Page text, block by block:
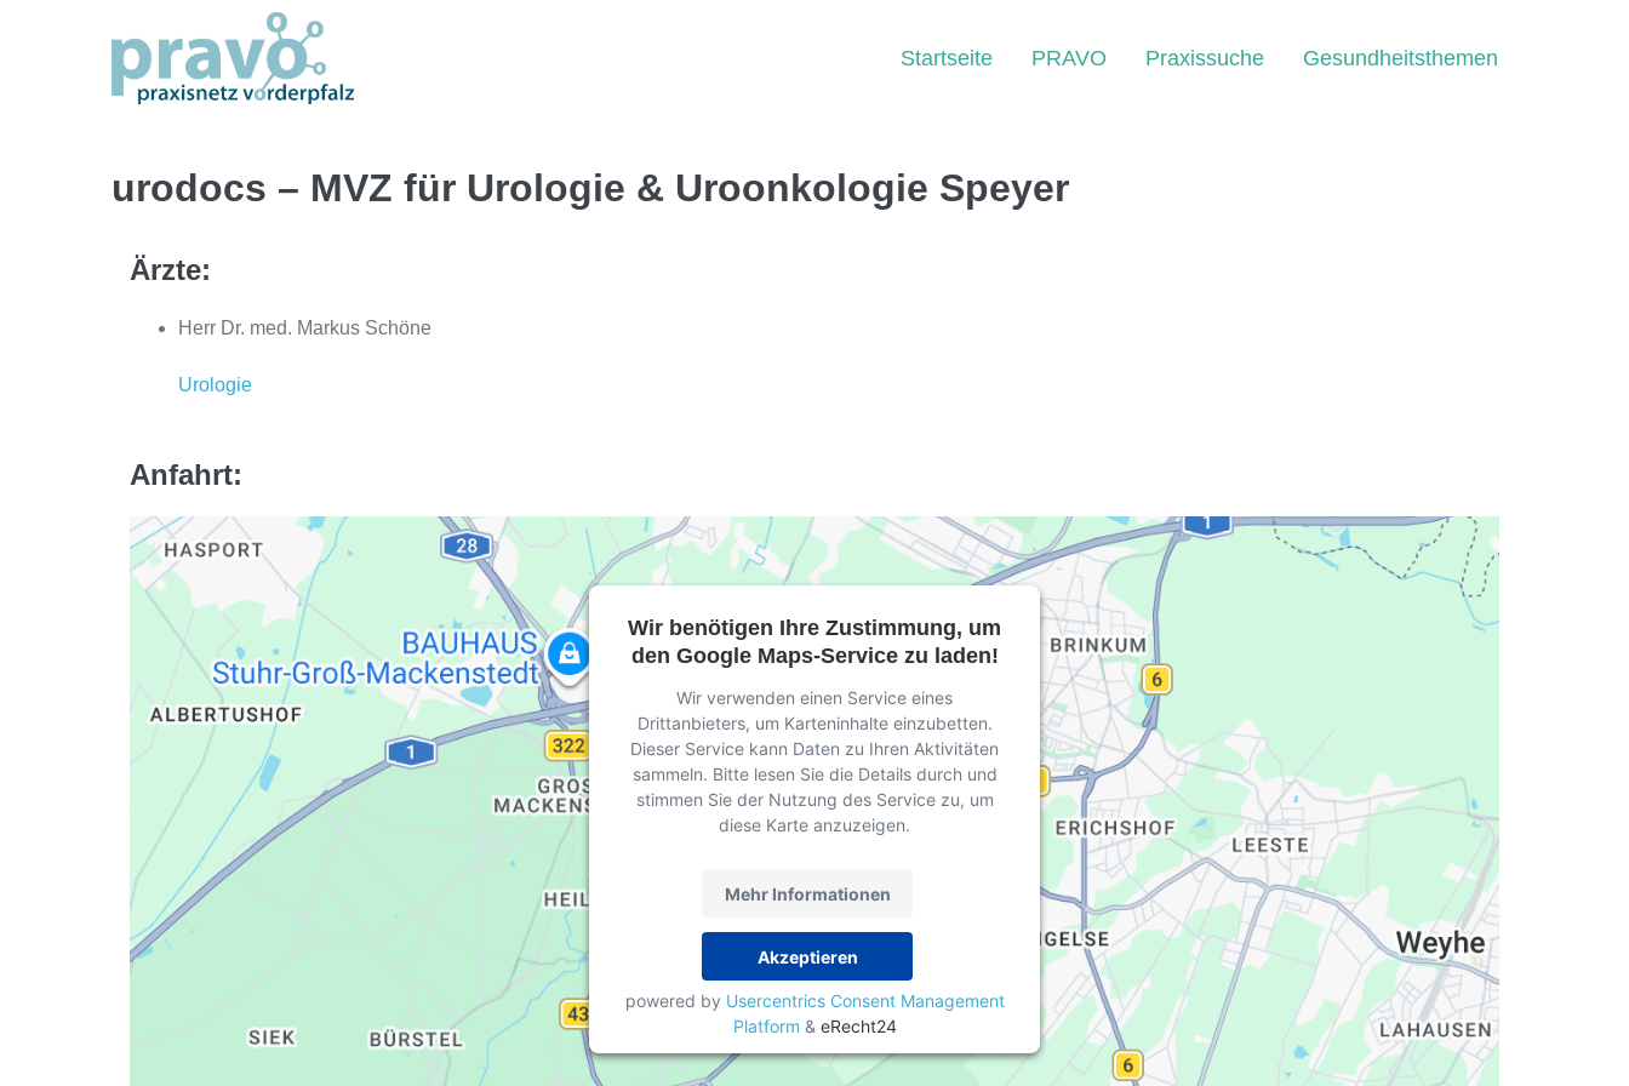
Startseite PRAVO Praxissuche Gesundheitsthemen
urodocs – MVZ für Urologie & Uroonkologie Speyer
Ärzte:
Herr Dr. med. Markus Schöne
Urologie
Anfahrt:
Wir benötigen Ihre Zustimmung, um
den Google Maps-Service zu laden!
Wir verwenden einen Service eines
Drittanbieters, um Karteninhalte einzubetten.
Dieser Service kann Daten zu Ihren Aktivitäten
sammeln. Bitte lesen Sie die Details durch und
stimmen Sie der Nutzung des Service zu, um
diese Karte anzuzeigen.
Mehr Informationen
Akzeptieren
powered by Usercentrics Consent Management
Platform & eRecht24